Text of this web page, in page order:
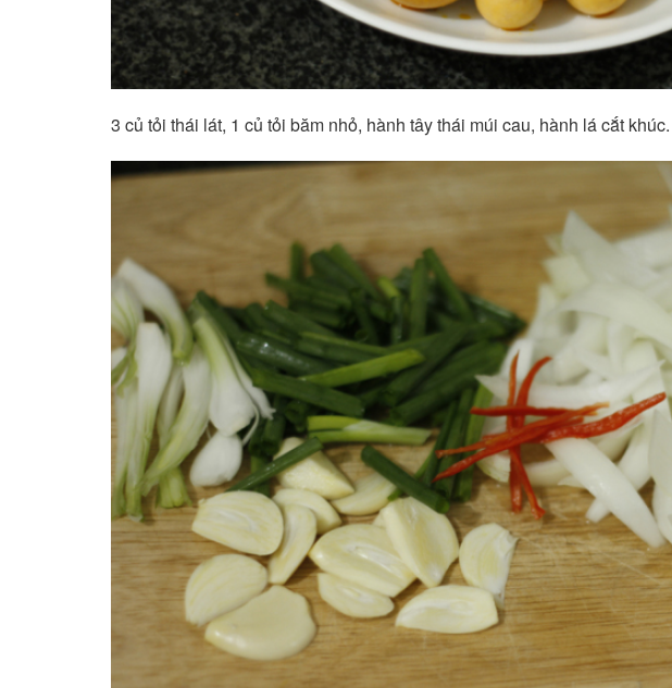
3 củ tỏi thái lát, 1 củ tỏi băm nhỏ, hành tây thái múi cau, hành lá cắt khúc.